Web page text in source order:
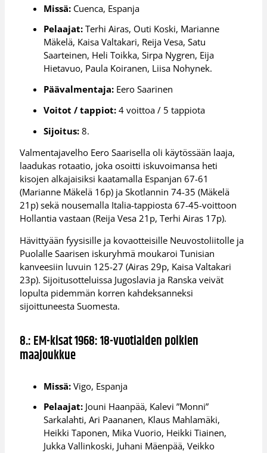
Missä: Cuenca, Espanja
Pelaajat: Terhi Airas, Outi Koski, Marianne
Mäkelä, Kaisa Valtakari, Reija Vesa, Satu
Saarteinen, Heli Toikka, Sirpa Nygren, Eija
Hietavuo, Paula Koiranen, Liisa Nohynek.
Päävalmentaja: Eero Saarinen
Voitot / tappiot: 4 voittoa / 5 tappiota
Sijoitus: 8.
Valmentajavelho Eero Saarisella oli käytössään laaja,
laadukas rotaatio, joka osoitti iskuvoimansa heti
kisojen alkajaisiksi kaatamalla Espanjan 67-61
(Marianne Mäkelä 16p) ja Skotlannin 74-35 (Mäkelä
21p) sekä nousemalla Italia-tappiosta 67-45-voittoon
Hollantia vastaan (Reija Vesa 21p, Terhi Airas 17p).
Hävittyään fyysisille ja kovaotteisille Neuvostoliitolle ja
Puolalle Saarisen iskuryhmä moukaroi Tunisian
kanveesiin luvuin 125-27 (Airas 29p, Kaisa Valtakari
23p). Sijoitusotteluissa Jugoslavia ja Ranska veivät
lopulta pidemmän korren kahdeksanneksi
sijoittuneesta Suomesta.
8.: EM-kisat 1968: 18-vuotiaiden poikien
maajoukkue
Missä: Vigo, Espanja
Pelaajat: Jouni Haanpää, Kalevi ”Monni”
Sarkalahti, Ari Paananen, Klaus Mahlamäki,
Heikki Taponen, Mika Vuorio, Heikki Tiainen,
Jukka Vallinkoski, Juhani Mäenpää, Veikko